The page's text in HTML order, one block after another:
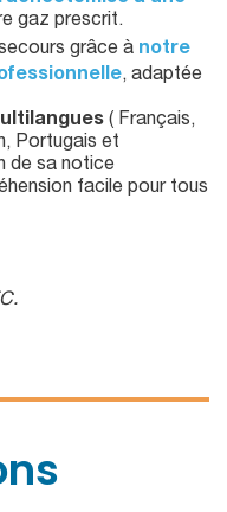
gaz prescrit.
grâce à notre
, adaptée
( Français,
Portugais et
de sa notice
facile pour tous